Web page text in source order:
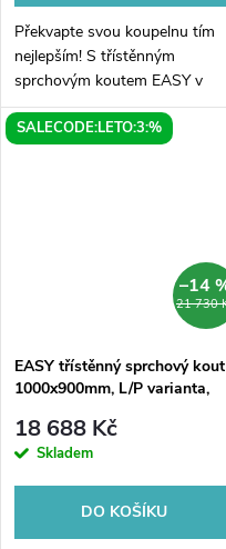
Překvapte svou koupelnu tím
nejlepším! S třístěnným
sprchovým koutem EASY v
rozmezí 1000x800mm máte
záruku vynikajícího designu i
SALECODE:LETO:3:%
21 730
–14
EASY třístěnný sprchový kout
1000x900mm, L/P varianta,
18 688 Kč
Skladem
DO KOŠÍKU